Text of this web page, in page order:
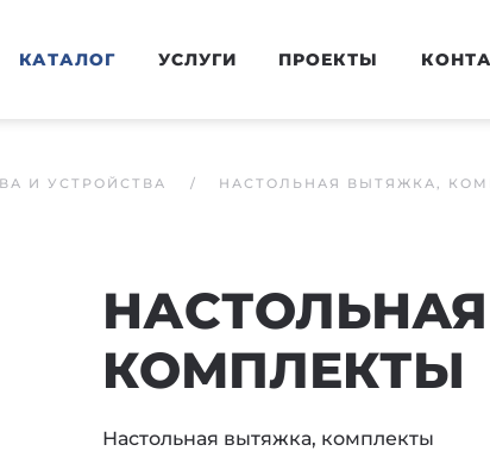
КАТАЛОГ УСЛУГИ ПРОЕКТЫ
И УСТРОЙСТВА НАСТОЛЬНАЯ ВЫТЯЖКА,
КОМПЛЕКТЫ
Настольная вытяжка, комплекты